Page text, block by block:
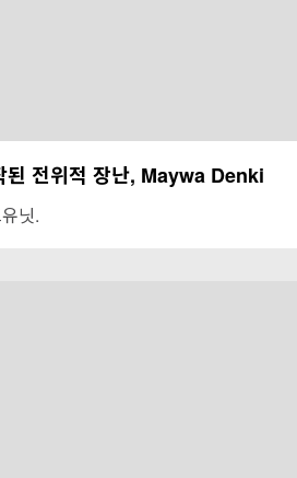
된 전위적 장난, Maywa Denki
닛.